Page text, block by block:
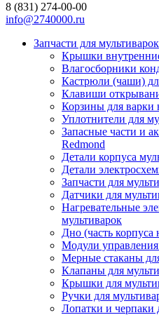
8 (831) 274-00-00
info@2740000.ru
Запчасти для мультиварок
Крышки
Влагосборники
Кастрюли (чаши)
Клавиши
Корзины для варки
Уплотнители для
Запасные части и
Redmond
Детали корпуса
Детали
Запчасти для
Датчики для
Нагревательные
мультиварок
Дно (часть корпуса
Модули
Мерные стаканы
Клапаны для
Крышки для
Ручки для
Лопатки и черпаки